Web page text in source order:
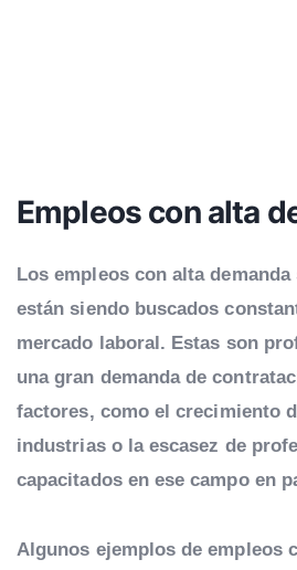
Empleos con alta
Los empleos con alta
están siendo buscados
mercado laboral. Estas son
una gran demanda de
factores, como el crecimiento
industrias o la escasez de
capacitados en ese campo en
Algunos ejemplos de empleos